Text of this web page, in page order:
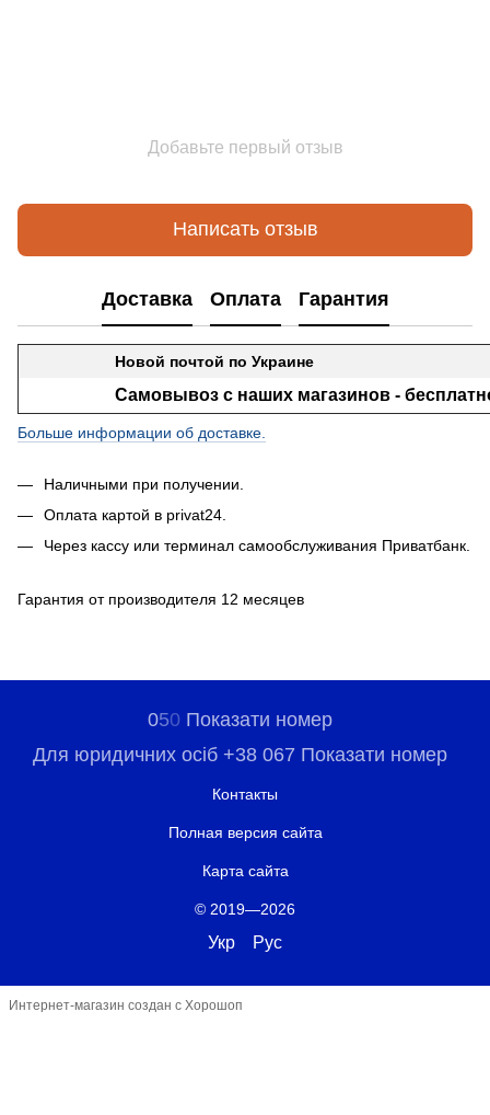
Добавьте первый отзыв
Написать отзыв
Доставка Оплата Гарантия
Новой почтой по Украине
Самовывоз с наших магазинов -
Больше информации об доставке.
Наличными при получении.
Оплата картой в privat24.
Через кассу или терминал самообслуживания Приватбанк.
Гарантия от производителя 12 месяцев
050 Показати номер
Для юридичних осіб +38 067 Показати номер
Контакты
Полная версия сайта
Карта сайта
© 2019—2026
Укр Рус
Интернет-магазин создан с Хорошоп